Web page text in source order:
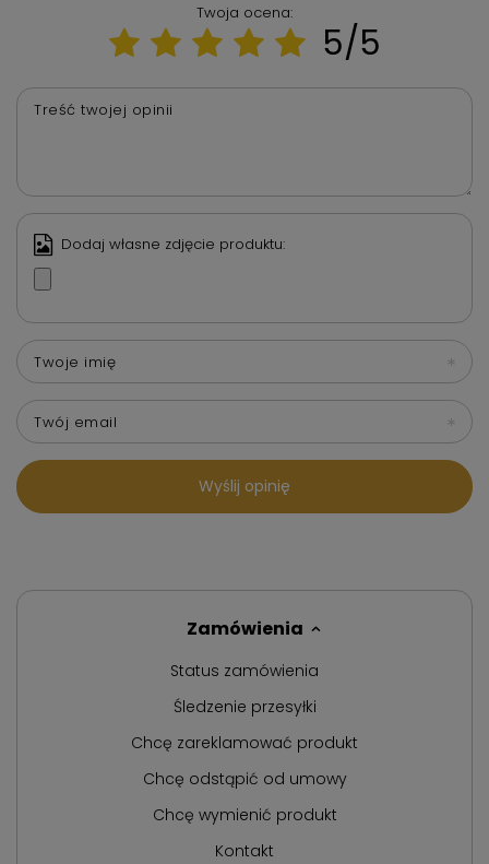
Twoja ocena:
5/5
Treść twojej opinii
Dodaj własne zdjęcie produktu:
Twoje imię
Twój email
Wyślij opinię
Zamówienia
Status zamówienia
Śledzenie przesyłki
Chcę zareklamować produkt
Chcę odstąpić od umowy
Chcę wymienić produkt
Kontakt